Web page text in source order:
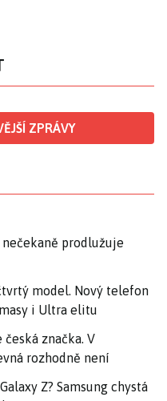
ZPRÁVY
prodlužuje
model. Nový telefon
i Ultra elitu
značka. V
rozhodně není
Z? Samsung chystá